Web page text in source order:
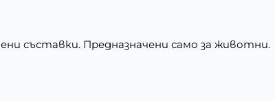
съставки. Предназначени само за животни.